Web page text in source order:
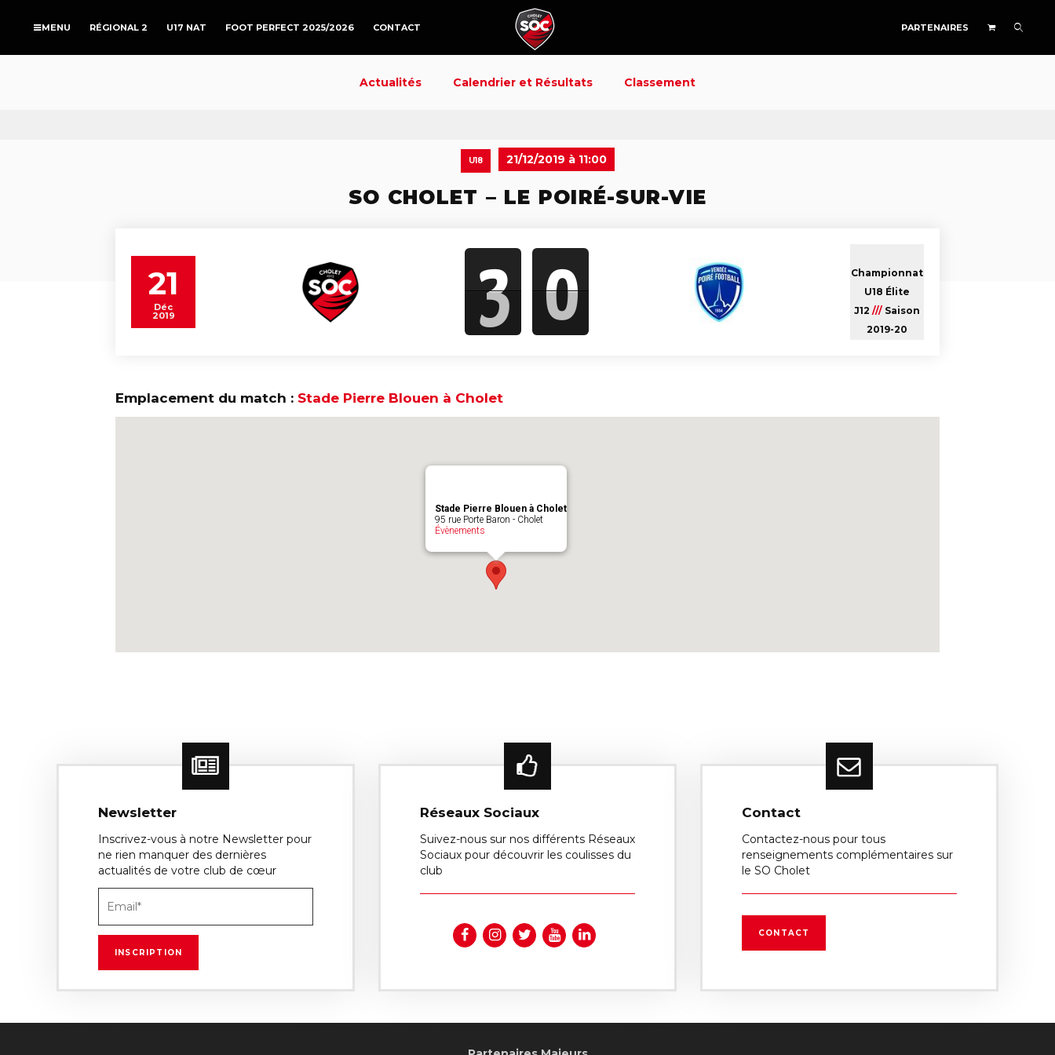
RÉGIONAL 2 U17 NAT FOOT PERFECT 2025/2026 CONTACT PARTENAIRES
Actualités Calendrier et Résultats Classement
U18 21/12/2019 à 11:00
SO CHOLET – LE POIRÉ-SUR-VIE
21
Déc
2019 3 0
Championnat
U18 Élite
J12 /// Saison
2019-20
Emplacement du match : Stade Pierre Blouen à Cholet
Stade Pierre Blouen à Cholet
95 rue Porte Baron - Cholet
Évènements
Newsletter
Inscrivez-vous à notre Newsletter pour
ne rien manquer des dernières
actualités de votre club de cœur
Réseaux Sociaux
Suivez-nous sur nos différents Réseaux
Sociaux pour découvrir les coulisses du
club
Contact
Contactez-nous pour tous
renseignements complémentaires sur
le SO Cholet
CONTACT